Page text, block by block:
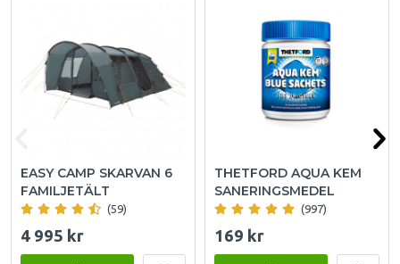
EASY CAMP SKARVAN 6
FAMILJETÄLT
(59)
4 995 kr
THETFORD AQUA KEM
SANERINGSMEDEL
(997)
169 kr